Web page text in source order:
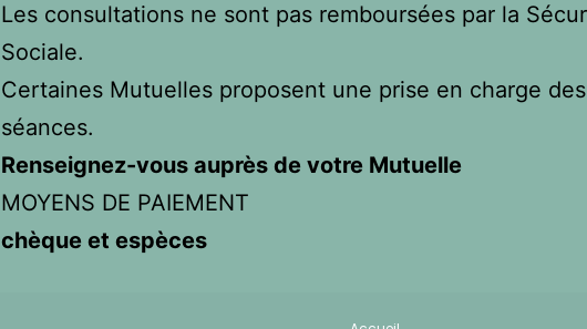
Les consultations ne sont pas remboursées par la
Sociale.
Certaines Mutuelles proposent une prise en charge des
séances.
Renseignez-vous auprès de votre Mutuelle
MOYENS DE PAIEMENT
chèque et espèces